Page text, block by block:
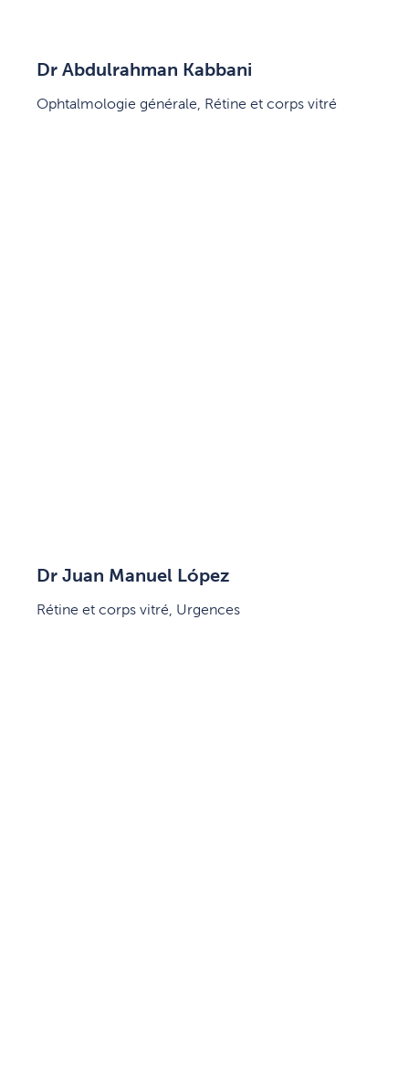
Dr Abdulrahman Kabbani
Ophtalmologie générale, Rétine et corps vitré
Dr Juan Manuel López
Rétine et corps vitré, Urgences